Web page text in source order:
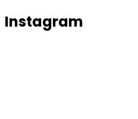
Instagram